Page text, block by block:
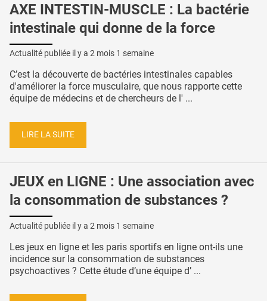
AXE INTESTIN-MUSCLE : La bactérie
intestinale qui donne de la force
Actualité publiée il y a 2 mois 1 semaine
C’est la découverte de bactéries intestinales capables
d'améliorer la force musculaire, que nous rapporte cette
équipe de médecins et de chercheurs de l' ...
LIRE LA SUITE
JEUX en LIGNE : Une association avec
la consommation de substances ?
Actualité publiée il y a 2 mois 1 semaine
Les jeux en ligne et les paris sportifs en ligne ont-ils une
incidence sur la consommation de substances
psychoactives ? Cette étude d’une équipe d’ ...